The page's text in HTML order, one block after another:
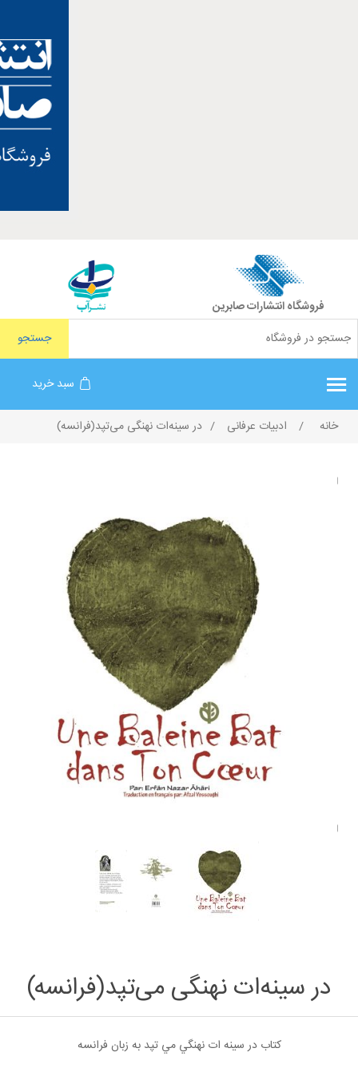
فروشگاه انتشارات صابرین
جستجو
سبد خرید
خانه / ادبیات عرفانی / در سینه‌ات نهنگی می‌تپد(فرانسه)
در سینه‌ات نهنگی می‌تپد(فرانسه)
كتاب در سينه ات نهنگي مي تپد به زبان فرانسه